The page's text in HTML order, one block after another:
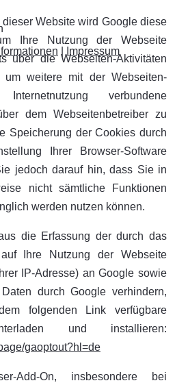
dieser Website wird Google diese
Ihre Nutzung der Webseite
über die Webseiten-Aktivitäten
um weitere mit der Webseiten-
verbundene
dem Webseitenbetreiber zu
Speicherung der Cookies durch
Ihrer Browser-Software
jedoch darauf hin, dass Sie in
nicht sämtliche Funktionen
werden nutzen können.
die Erfassung der durch das
Ihre Nutzung der Webseite
IP-Adresse) an Google sowie
durch Google verhindern,
folgenden Link verfügbare
und installieren:
gaoptout?hl=de
Add-On, insbesondere bei
Impressum